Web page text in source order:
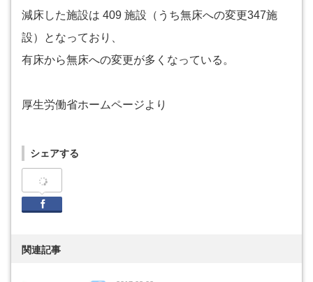
減床した施設は 409 施設（うち無床への変更347施
設）となっており、
有床から無床への変更が多くなっている。
厚生労働省ホームページより
シェアする
関連記事